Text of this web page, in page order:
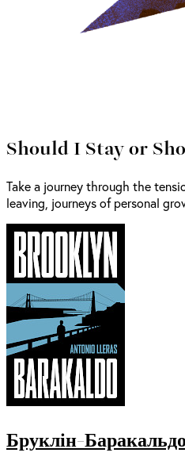
Should I Stay or
Take a journey through the
leaving, journeys of personal
Бруклін-Баракальдо